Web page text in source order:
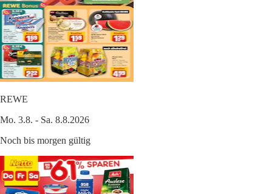
REWE
Mo. 3.8. - Sa. 8.8.2026
Noch bis morgen gültig